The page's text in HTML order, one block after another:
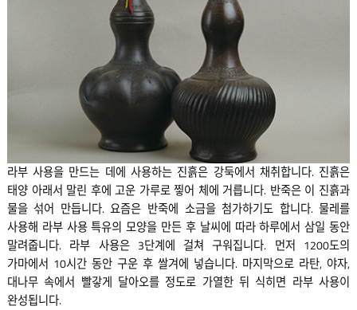
라부 사용을 만드는 데에 사용하는 진흙은 강둑에서 채취합니다. 진흙은
태양 아래서 말린 후에 고운 가루로 찧어 체에 거릅니다. 반죽은 이 진흙과
물을 섞어 만듭니다. 요즘은 반죽에 소금을 첨가하기도 합니다. 물레를
사용해 라부 사용 특유의 모양을 만든 후 날씨에 따라 하루에서 삼일 동안
말려줍니다. 라부 사용은 3단계에 걸쳐 구워집니다. 먼저 1200도의
가마에서 10시간 동안 구운 후 쌀겨에 넣습니다. 마지막으로 라탄, 야자,
대나무 속에서 빨갛게 달아오를 정도로 가열한 뒤 식히면 라부 사용이
완성됩니다.